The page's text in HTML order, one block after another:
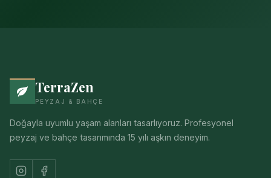
TerraZen
PEYZAJ & BAHÇE
Doğayla uyumlu yaşam alanları tasarlıyoruz. Profesyonel
peyzaj ve bahçe tasarımında 15 yılı aşkın deneyim.